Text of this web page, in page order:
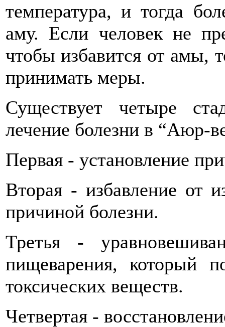
температура, и тогда
аму. Если человек не
чтобы избавится от амы,
принимать меры.
Существует четыре
лечение болезни в “Аюр-
Первая - установление
Вторая - избавление от
причиной болезни.
Третья -
пищеварения, который
токсических веществ.
Четвертая -